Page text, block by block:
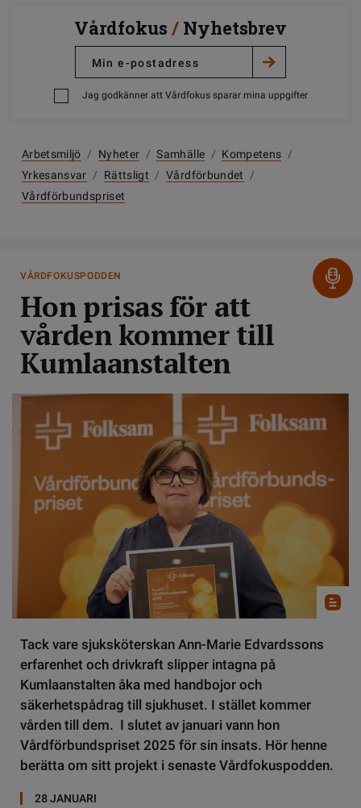
Vårdfokus / Nyhetsbrev
Jag godkänner att Vårdfokus sparar mina uppgifter
Arbetsmiljö / Nyheter / Samhälle / Kompetens /
Yrkesansvar / Rättsligt / Vårdförbundet
/
Vårdförbundspriset
VÅRDFOKUSPODDEN
Hon prisas för att
vården kommer till
Kumlaanstalten
Tack vare sjuksköterskan Ann-Marie Edvardssons
erfarenhet och drivkraft slipper intagna på
Kumlaanstalten åka med handbojor och
säkerhetspådrag till sjukhuset. I stället kommer
vården till dem. I slutet av januari vann hon
Vårdförbundspriset 2025 för sin insats. Hör henne
berätta om sitt projekt i senaste Vårdfokuspodden.
28 JANUARI